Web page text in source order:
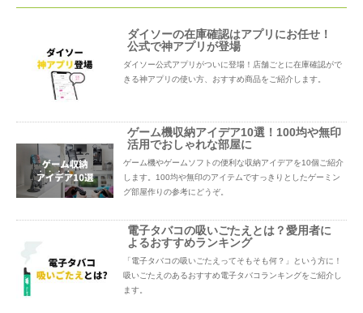
ダイソーの在庫確認はアプリにお任せ！
公式で神アプリが登場
ダイソー公式アプリがついに登場！店舗ごとに在庫確認がで
きる神アプリの使い方、おすすめ商品をご紹介します。
ゲーム機収納アイデア10選！100均や無印
活用でおしゃれな部屋に
ゲーム機やゲームソフトの便利な収納アイデアを10個ご紹介
します。100均や無印のアイテムですっきりとしたゲーミン
グ部屋作りの参考にどうぞ。
電子タバコの吸いごたえとは？愛用者に
よるおすすめランキング
「電子タバコの吸いごたえってそもそも何？」という方に！
吸いごたえのあるおすすめ電子タバコランキングをご紹介し
ます。